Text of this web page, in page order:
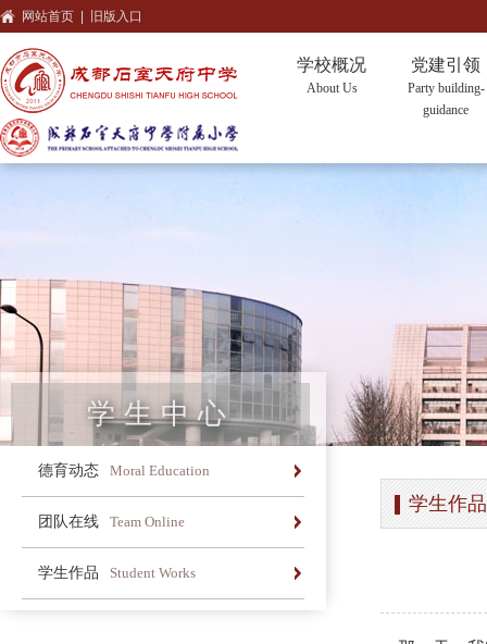
网站首页 旧版入口
学校概况
About Us
党建引领
Party building-
guidance
学生中心
德育动态 Moral Education
团队在线 Team Online
学生作品 Student Works
办学简介 办学理念 荣誉长廊
学生作品